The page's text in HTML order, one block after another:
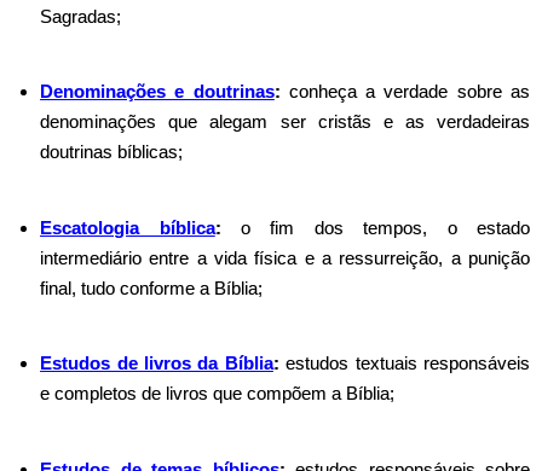
Sagradas;
Denominações e doutrinas: conheça a verdade sobre as
denominações que alegam ser cristãs e as verdadeiras
doutrinas bíblicas;
Escatologia bíblica: o fim dos tempos, o estado
intermediário entre a vida física e a ressurreição, a punição
final, tudo conforme a Bíblia;
Estudos de livros da Bíblia: estudos textuais responsáveis
e completos de livros que compõem a Bíblia;